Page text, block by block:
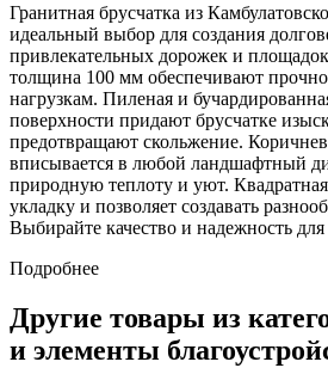
Гранитная брусчатка из
идеальный выбор для создания
привлекательных дорожек и
толщина 100 мм обеспечивают
нагрузкам. Пиленая и
поверхности придают брусчатке
предотвращают скольжение.
вписывается в любой ландшафтный
природную теплоту и уют.
укладку и позволяет создавать
Выбирайте качество и надежность
Подробнее
Другие товары из
и элементы